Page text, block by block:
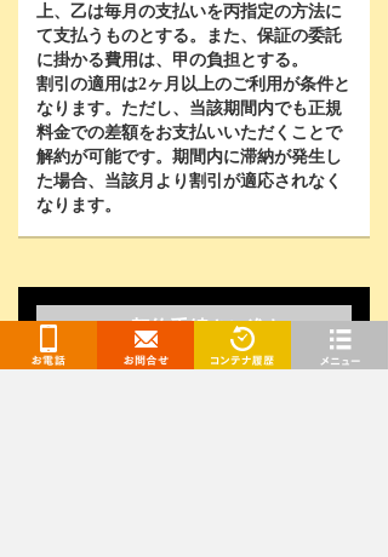
上、乙は毎月の支払いを丙指定の方法に
て支払うものとする。また、保証の委託
に掛かる費用は、甲の負担とする。
割引の適用は2ヶ月以上のご利用が条件と
なります。ただし、当該期間内でも正規
料金での差額をお支払いいただくことで
解約が可能です。期間内に滞納が発生し
た場合、当該月より割引が適応されなく
なります。
契約手続きに進む
WEB契約なら-3,000円OFF！